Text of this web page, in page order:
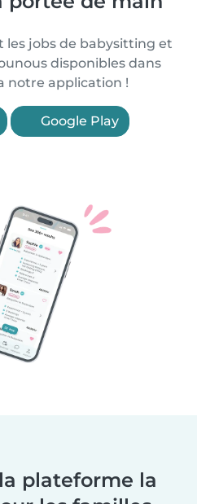
les jobs de babysitting et
disponibles dans
notre application !
Google Play
plateforme la